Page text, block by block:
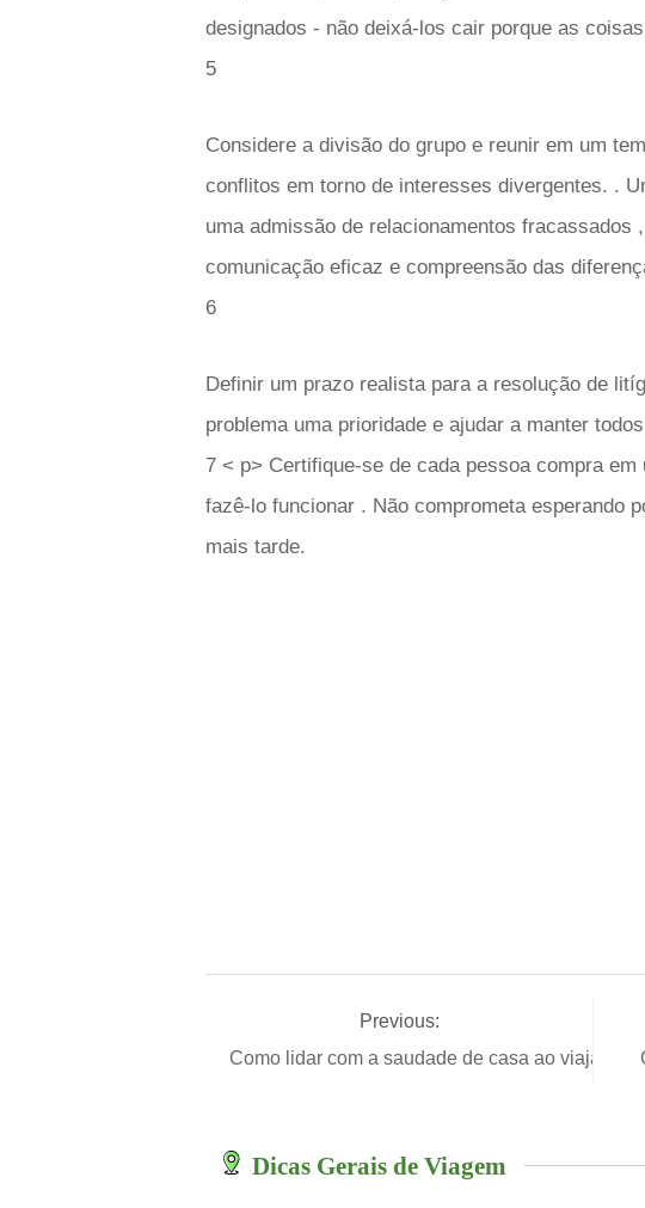
designados - não deixá-los cair porque as
5
Considere a divisão do grupo e reunir em um
conflitos em torno de interesses divergentes. .
uma admissão de relacionamentos fracassados
comunicação eficaz e compreensão das
6
Definir um prazo realista para a resolução de
problema uma prioridade e ajudar a manter
7 < p> Certifique-se de cada pessoa compra
fazê-lo funcionar . Não comprometa esperando
mais tarde.
Previous:
Como lidar com a saudade de casa ao viajar
Dicas Gerais de Viagem